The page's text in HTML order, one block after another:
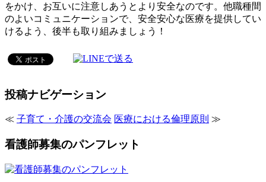
をかけ、お互いに注意しあうとより安全なのです。他職種間
のよいコミュニケーションで、安全安心な医療を提供してい
けるよう、後半も取り組みましょう！
投稿ナビゲーション
≪ 子育て・介護の交流会 医療における倫理原則 ≫
看護師募集のパンフレット